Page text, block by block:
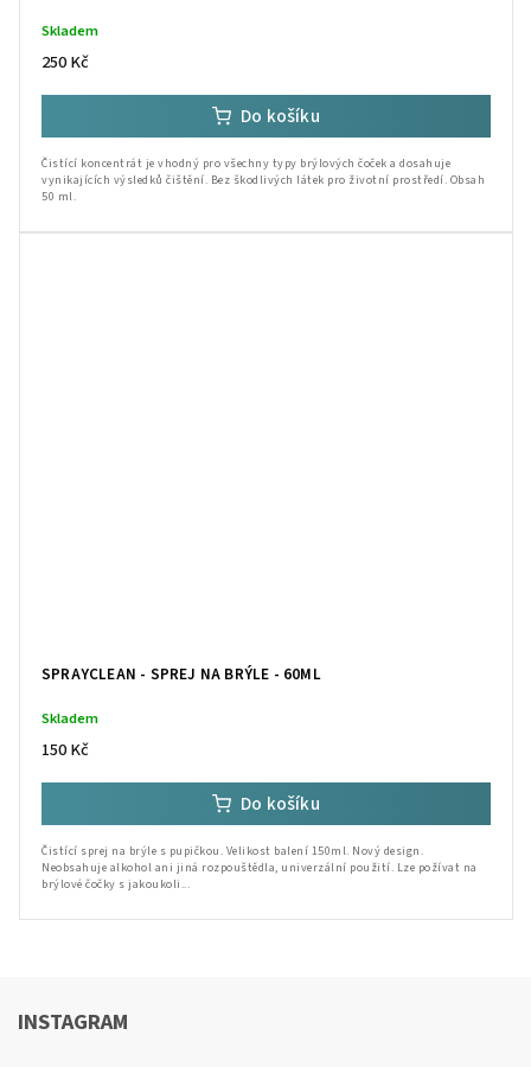
Skladem
250 Kč
Do košíku
Čistící koncentrát je vhodný pro všechny typy brýlových čoček a dosahuje
vynikajících výsledků čištění. Bez škodlivých látek pro životní prostředí. Obsah
SPRAYCLEAN - SPREJ NA BRÝLE - 60ML
Skladem
150 Kč
Do košíku
Čistící sprej na brýle s pupičkou. Velikost balení 150ml. Nový design.
Neobsahuje alkohol ani jiná rozpouštědla, univerzální použití. Lze požívat na
brýlové čočky s jakoukoli...
INSTAGRAM